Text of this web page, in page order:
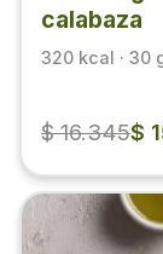
calabaza
320 kcal · 30
$ 16.345$